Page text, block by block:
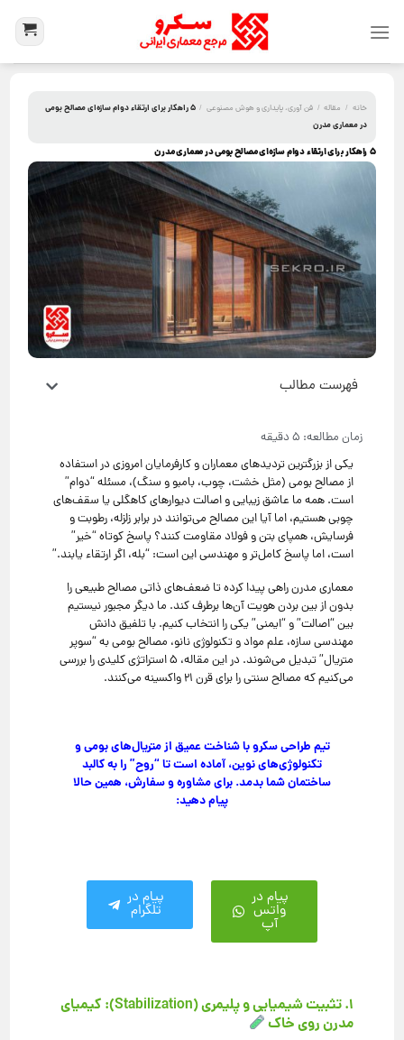
خانه / مقاله / فن آوری، پایداری و هوش مصنوعی /
۵ راهکار برای ارتقاء دوام سازه‌ای مصالح بومی
در معماری مدرن
۵ راهکار برای ارتقاء دوام سازه‌ای مصالح بومی در معماری مدرن
فهرست مطالب
یکی از بزرگترین تردیدهای معماران و کارفرمایان امروزی در استفاده
از مصالح بومی (مثل خشت، چوب، بامبو و سنگ)، مسئله “دوام”
است. همه ما عاشق زیبایی و اصالت دیوارهای کاهگلی یا سقف‌های
چوبی هستیم، اما آیا این مصالح می‌توانند در برابر زلزله، رطوبت و
فرسایش، همپای بتن و فولاد مقاومت کنند؟ پاسخ کوتاه “خیر”
است، اما پاسخ کامل‌تر و مهندسی این است: “بله، اگر ارتقاء یابند.”
معماری مدرن راهی پیدا کرده تا ضعف‌های ذاتی مصالح طبیعی را
بدون از بین بردن هویت آن‌ها برطرف کند. ما دیگر مجبور نیستیم
بین “اصالت” و “ایمنی” یکی را انتخاب کنیم. با تلفیق دانش
مهندسی سازه، علم مواد و تکنولوژی نانو، مصالح بومی به “سوپر
متریال” تبدیل می‌شوند. در این مقاله، ۵ استراتژی کلیدی را بررسی
می‌کنیم که مصالح سنتی را برای قرن ۲۱ واکسینه می‌کنند.
تیم طراحی سکرو با شناخت عمیق از متریال‌های بومی و
تکنولوژی‌های نوین، آماده است تا “روح” را به کالبد
ساختمان شما بدمد. برای مشاوره و سفارش، همین حالا
پیام دهید:
پیام در
واتس
آپ
پیام در
تلگرام
۱. تثبیت شیمیایی و پلیمری (Stabilization): کیمیای
مدرن روی خاک